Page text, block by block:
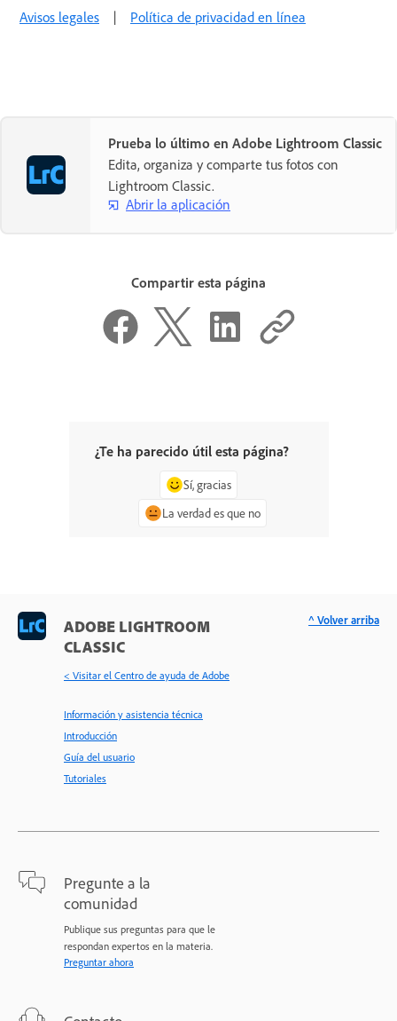
Avisos legales | Política de privacidad en línea
Prueba lo último en Adobe Lightroom Classic
Edita, organiza y comparte tus fotos con
Lightroom Classic.
Abrir la aplicación
Compartir esta página
¿Te ha parecido útil esta página?
Sí, gracias
La verdad es que no
ADOBE LIGHTROOM
CLASSIC
< Visitar el Centro de ayuda de Adobe
Información y asistencia técnica
Introducción
Guía del usuario
Tutoriales
Pregunte a la
comunidad
Publique sus preguntas para que le
respondan expertos en la materia.
Preguntar ahora
^ Volver arriba